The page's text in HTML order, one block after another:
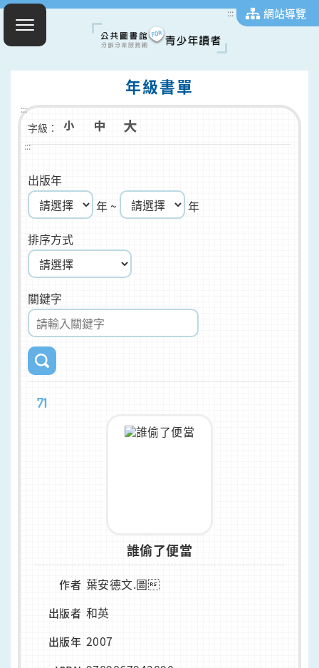
::: 網站導覽
年級書單
:::
字級：
:::
出版年
年 ~
年
排序方式
關鍵字
71
誰偷了便當
作者 葉安德文.圖
出版者 和英
出版年 2007